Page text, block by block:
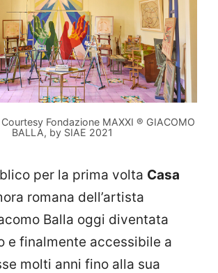
Fondazione MAXXI ® GIACOMO
BALLA, by SIAE 2021
per la prima volta Casa
romana dell’artista
Balla oggi diventata
e finalmente accessibile a
molti anni fino alla sua